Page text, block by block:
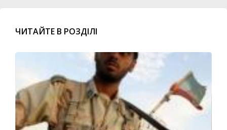
ЧИТАЙТЕ В РОЗДІЛІ